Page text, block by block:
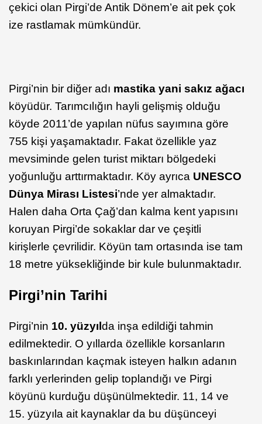
çekici olan Pirgi’de Antik Dönem’e ait pek çok
ize rastlamak mümkündür.
Pirgi’nin bir diğer adı mastika yani sakız ağacı
köyüdür. Tarımcılığın hayli gelişmiş olduğu
köyde 2011’de yapılan nüfus sayımına göre
755 kişi yaşamaktadır. Fakat özellikle yaz
mevsiminde gelen turist miktarı bölgedeki
yoğunluğu arttırmaktadır. Köy ayrıca UNESCO
Dünya Mirası Listesi’nde yer almaktadır.
Halen daha Orta Çağ’dan kalma kent yapısını
koruyan Pirgi’de sokaklar dar ve çeşitli
kirişlerle çevrilidir. Köyün tam ortasında ise tam
18 metre yüksekliğinde bir kule bulunmaktadır.
Pirgi’nin Tarihi
Pirgi’nin 10. yüzyılda inşa edildiği tahmin
edilmektedir. O yıllarda özellikle korsanların
baskınlarından kaçmak isteyen halkın adanın
farklı yerlerinden gelip toplandığı ve Pirgi
köyünü kurduğu düşünülmektedir. 11, 14 ve
15. yüzyıla ait kaynaklar da bu düşünceyi